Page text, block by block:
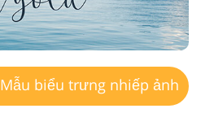
Mẫu biểu trưng nhiếp ảnh